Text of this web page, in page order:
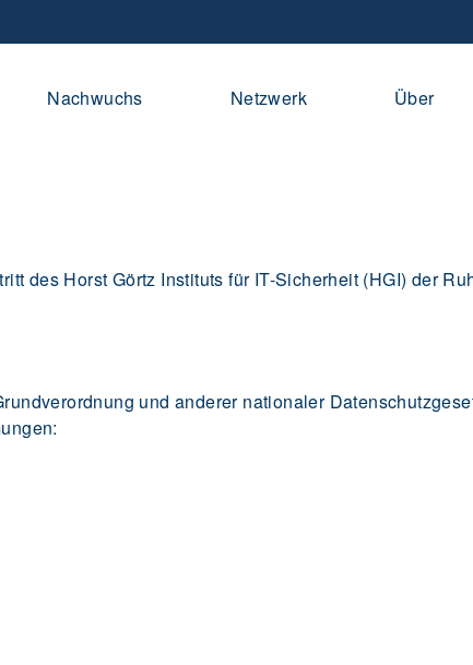
Nachwuchs Netzwerk Über
des Horst Görtz Instituts für IT-Sicherheit (HGI) der
und anderer nationaler